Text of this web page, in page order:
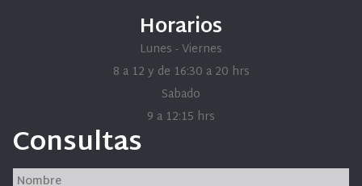
Horarios
Lunes - Viernes
8 a 12 y de 16:30 a 20 hrs
Sabado
9 a 12:15 hrs
Consultas